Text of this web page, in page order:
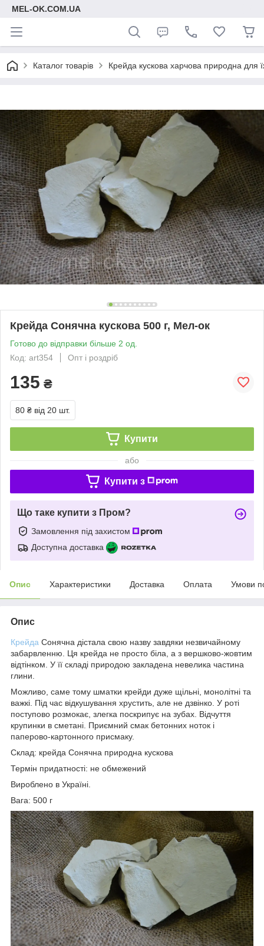
MEL-OK.COM.UA
Каталог товарів Крейда кускова харчова природна для
Крейда Сонячна кускова 500 г, Мел-ок
Готово до відправки більше 2 од.
Код: art354
Опт і роздріб
135 ₴
80 ₴ від 20 шт.
Купити
або
Купити з
Що таке купити з Пром?
Замовлення під захистом
Доступна доставка
Опис Характеристики Доставка Оплата Умови
Опис
Крейда Сонячна дістала свою назву завдяки незвичайному
забарвленню. Ця крейда не просто біла, а з вершково-жовтим
відтінком. У її складі природою закладена невелика частина
глини.
Можливо, саме тому шматки крейди дуже щільні, монолітні та
важкі. Під час відкушування хрустить, але не дзвінко. У роті
поступово розмокає, злегка поскрипує на зубах. Відчуття
крупинки в сметані. Приємний смак бетонних ноток і
паперово-картонного присмаку.
Склад: крейда Сонячна природна кускова
Термін придатності: не обмежений
Вироблено в Україні.
Вага: 500 г